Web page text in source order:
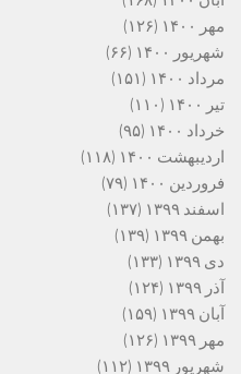
مهر ۱۴۰۰
(۱۲۶)
شهریور ۱۴۰۰
(۶۶)
مرداد ۱۴۰۰
(۱۵۱)
تیر ۱۴۰۰
(۱۱۰)
خرداد ۱۴۰۰
(۹۵)
اردیبهشت ۱۴۰۰
(۱۱۸)
فروردین ۱۴۰۰
(۷۹)
اسفند ۱۳۹۹
(۱۳۷)
بهمن ۱۳۹۹
(۱۳۹)
دی ۱۳۹۹
(۱۳۳)
آذر ۱۳۹۹
(۱۲۴)
آبان ۱۳۹۹
(۱۵۹)
مهر ۱۳۹۹
(۱۲۶)
شهریور ۱۳۹۹
(۱۱۲)